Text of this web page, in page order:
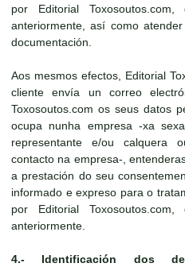
por Editorial Toxosoutos.com,
anteriormente, así como
documentación.
Aos mesmos efectos, Editorial
cliente envía un correo
Toxosoutos.com os seus datos
ocupa nunha empresa -xa
representante e/ou calquera
contacto na empresa-,
a prestación do seu
informado e expreso para o
por Editorial Toxosoutos.com,
anteriormente.
4.- Identificación dos